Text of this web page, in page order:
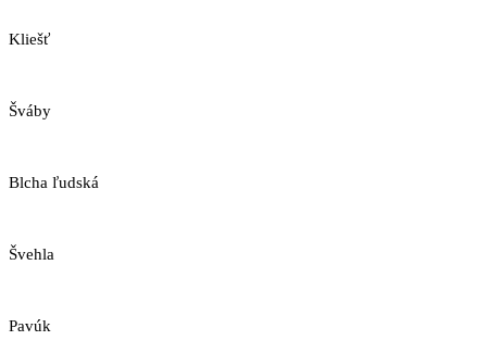
Kliešť
Šváby
Blcha ľudská
Švehla
Pavúk